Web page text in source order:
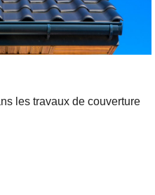
les travaux de couverture